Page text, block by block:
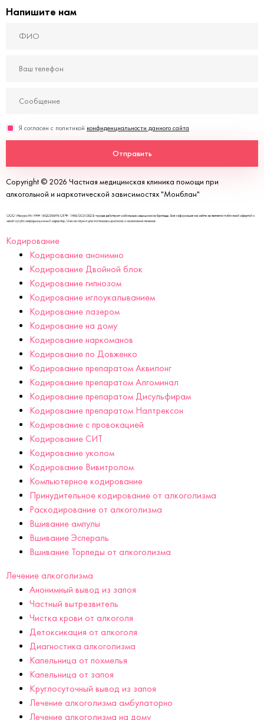
Напишите нам
Отправить
Я согласен с политикой конфиденциальности данного сайта
Copyright © 2026 Частная медицинская клиника помощи при
алкогольной и наркотической зависимостях "Монблан"
Кодирование
Кодирование анонимно
Кодирование Двойной блок
Кодирование гипнозом
Кодирование иглоукалыванием
Кодирование лазером
Кодирование на дому
Кодирование наркоманов
Кодирование по Довженко
Кодирование препаратом Аквилонг
Кодирование препаратом Алгоминал
Кодирование препаратом Дисульфирам
Кодирование препаратом Налтрексон
Кодирование с провокацией
Кодирование СИТ
Кодирование уколом
Кодирование Вивитролом
Компьютерное кодирование
Принудительное кодирование от алкоголизма
Раскодирование от алкоголизма
Вшивание ампулы
Вшивание Эспераль
Вшивание Торпеды от алкоголизма
Лечение алкоголизма
Анонимный вывод из запоя
Частный вытрезвитель
Чистка крови от алкоголя
Детоксикация от алкоголя
Диагностика алкоголизма
Капельница от похмелья
Капельница от запоя
Круглосуточный вывод из запоя
Лечение алкоголизма амбулаторно
Лечение алкоголизма на дому